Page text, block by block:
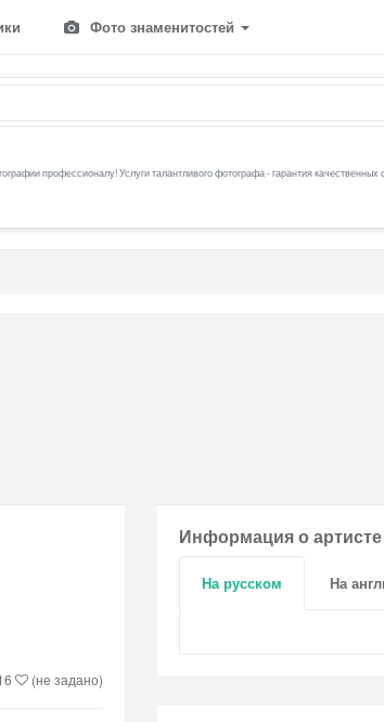
Фото знаменитостей
профессионалу! Услуги талантливого фотографа - гарантия качественных
(не задано)
Информация о артисте
На русском На